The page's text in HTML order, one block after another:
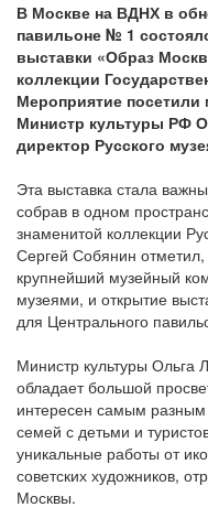
В Москве на ВДНХ в
павильоне № 1
выставки «Образ
коллекции
Мероприятие
Министр культуры РФ
директор Русского
Эта выставка стала
собрав в одном
знаменитой коллекции
Сергей Собянин
крупнейший музейный
музеями, и открытие
для Центрального
Министр культуры Ольга
обладает большой
интересен самым
семей с детьми и
уникальные работы от
советских художников,
Москвы.